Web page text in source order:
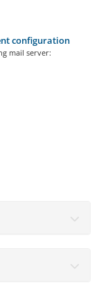
configuration
mail server: